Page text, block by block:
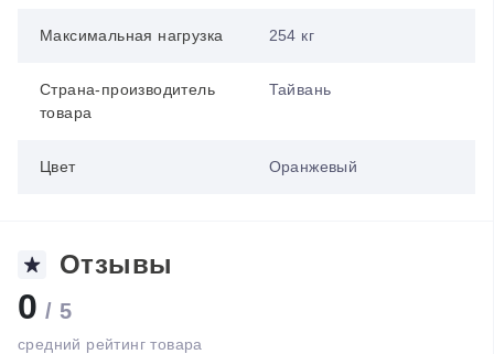
Максимальная нагрузка 254 кг
Страна-производитель
товара
Тайвань
Цвет Оранжевый
Отзывы
0 / 5
средний рейтинг товара